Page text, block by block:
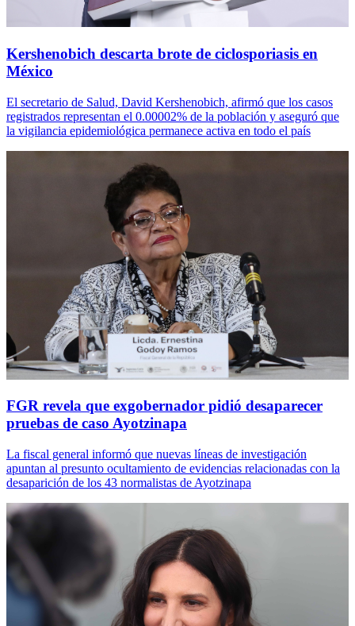
Kershenobich descarta brote de ciclosporiasis en
México
El secretario de Salud, David Kershenobich, afirmó que los casos
registrados representan el 0.00002% de la población y aseguró que
la vigilancia epidemiológica permanece activa en todo el país
FGR revela que exgobernador pidió desaparecer
pruebas de caso Ayotzinapa
La fiscal general informó que nuevas líneas de investigación
apuntan al presunto ocultamiento de evidencias relacionadas con la
desaparición de los 43 normalistas de Ayotzinapa